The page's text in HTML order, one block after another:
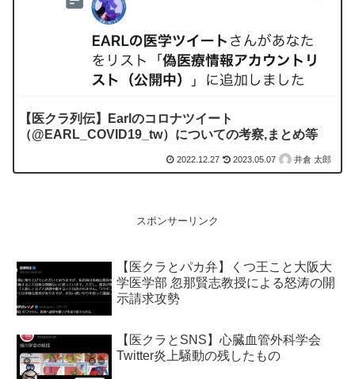
【医クラ列伝】Earlのコロナツイート
（@EARL_COVID19_tw）についての考察,まとめ等
2022.12.27 2023.05.07 井倉 太郎
スポンサーリンク
【医クラとパカ弁】くつ王こと大阪大
学医学部 忽那賢志教授による怒涛の開
示請求攻勢
【医クラとSNS】心臓血管外科学会
Twitter炎上騒動の残したもの